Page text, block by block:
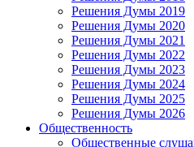
Решения Думы 2019
Решения Думы 2020
Решения Думы 2021
Решения Думы 2022
Решения Думы 2023
Решения Думы 2024
Решения Думы 2025
Решения Думы 2026
Общественность
Общественные